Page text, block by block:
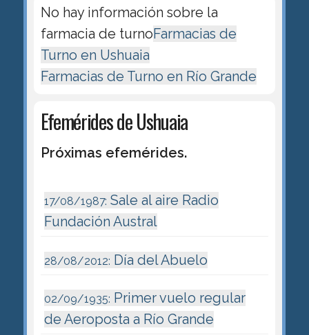
No hay información sobre la
farmacia de turnoFarmacias de
Turno en Ushuaia
Farmacias de Turno en Río Grande
Efemérides de Ushuaia
Próximas efemérides.
17/08/1987: Sale al aire Radio
Fundación Austral
28/08/2012: Día del Abuelo
02/09/1935: Primer vuelo regular
de Aeroposta a Río Grande